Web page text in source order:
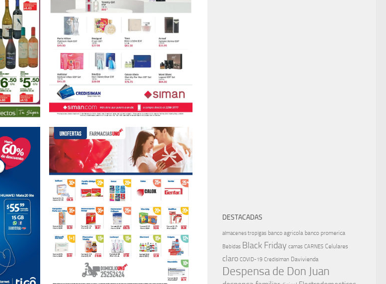
DESTACADAS
almacenes tropigas banco agricola banco promerica
Bebidas Black Friday camas CARNES Celulares
claro COVID-19 Credisiman Davivienda
Despensa de Don Juan